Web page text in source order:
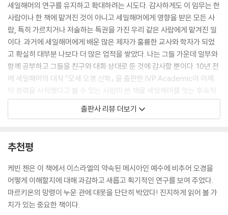
세일해머의 연구를 유지하고 확대하려는 시도다. 감사하게도 이 임무는 한
사람이나 한 책에 맡겨진 것이 아니고 세일해머에게 영향을 받은 모든 사
람, 특히 가르치거나 저술하는 특권을 가진 우리 같은 사람에게 맡겨진 일
이다. 과거에 세일해머에게 배운 많은 제자가 훌륭한 교사와 학자가 되었
고 확실히 대부분 나보다 더 많은 업적을 쌓았다. 나는 그들 가운데 일부와
함께 공부하고 그들을 친구와 대화 상대로 둔 것에 감사할 뿐이다. 10년 전
에 세일해머의 대작 『모세 오경 신학』 을 출판한 IVP Academic이 이제
막 경력을 시작했다고 볼 수 있는 사람이 쓴 책을 세일해머를 잇는 후속작
으로 출간하게 된 것을 큰 영광으로 생각한다.
이 책을 저술하게 된 원동력 가운데 하나는 오경에 대한 세일해머의 주요
제도 상세히 다룬 점에 있었다. 나는 오경의 메시아에 거의 독점적으로 초
점을 맞추고 보통은 그 자체로는 이해되지 못하는 여러 본문을 포함해서
오경의 메시아 본문만 폭넓게 다루는 작품을 저술하는 것이 유익하리라 생
각했다.
출판사 리뷰 더보기
추천평
케빈 첸은 이 책에서 이스라엘의 약속된 메시아인 예수에 비추어 오경을
어떻게 이해할지에 대해 과감하고 새롭고 획기적인 연구를 보여 주었다.
마르키온의 망령이 누운 관에 대못을 단단히 박았다! 진지하게 읽어 볼 가
치가 있는 중요한 책이다.